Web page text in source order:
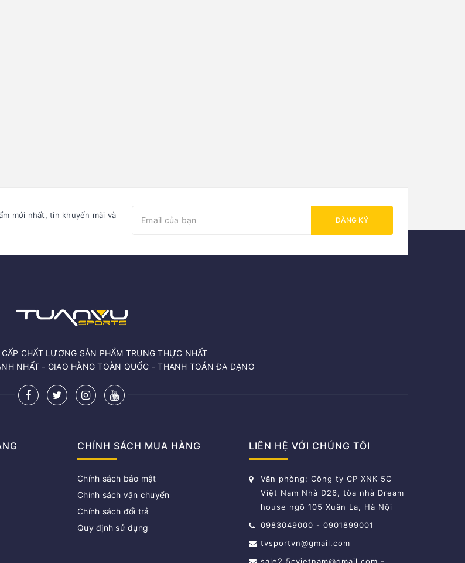
mới nhất, tin khuyến mãi và
ĐĂNG KÝ
CHẤT LƯỢNG SẢN PHẨM TRUNG THỰC NHẤT
NHẤT - GIAO HÀNG TOÀN QUỐC - THANH TOÁN ĐA DẠNG
CHÍNH SÁCH MUA HÀNG
Chính sách bảo mật
Chính sách vận chuyển
Chính sách đổi trả
Quy định sử dụng
LIÊN HỆ VỚI CHÚNG TÔI
Văn phòng: Công ty CP XNK 5C
Việt Nam Nhà D26, tòa nhà Dream
house ngõ 105 Xuân La, Hà Nội
0983049000 - 0901899001
tvsportvn@gmail.com
sale2.5cvietnam@gmail.com -